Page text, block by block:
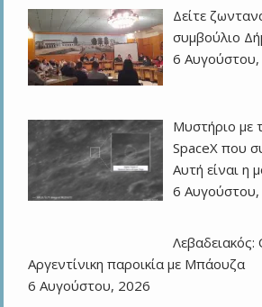
Δείτε
συμβούλιο
6
Μυστήριο με
SpaceX που
Αυτή είναι η
6
Αργεντίνικη παροικία με Μπάουζα
6 Αυγούστου, 2026